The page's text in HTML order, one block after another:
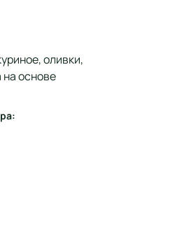
оливки,
на основе